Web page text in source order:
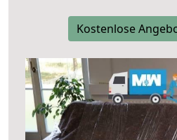
Kostenlose